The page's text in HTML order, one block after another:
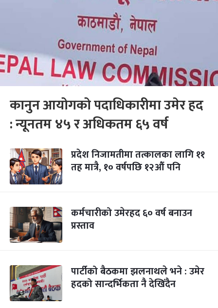
कानुन आयोगको पदाधिकारीमा उमेर हद
: न्यूनतम ४५ र अधिकतम ६५ वर्ष
प्रदेश निजामतीमा तत्कालका लागि ११
तह मात्रै, १० वर्षपछि १२औं पनि
कर्मचारीको उमेरहद ६० वर्ष बनाउन
प्रस्ताव
पार्टीको बैठकमा झलनाथले भने : उमेर
हदको सान्दर्भिकता नै देखिंदैन